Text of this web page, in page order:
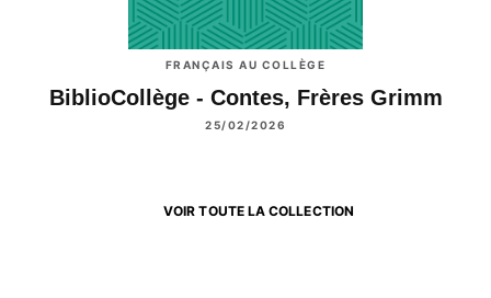
FRANÇAIS AU COLLÈGE
BiblioCollège - Contes, Frères Grimm
25/02/2026
VOIR TOUTE LA COLLECTION